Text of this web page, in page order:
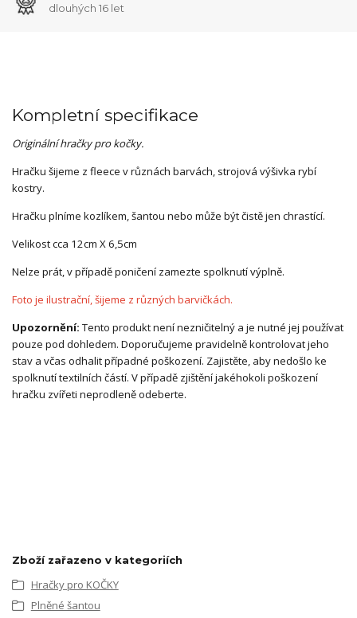
dlouhých 16 let
Kompletní specifikace
Originální hračky pro kočky.
Hračku šijeme z fleece v různách barvách, strojová výšivka rybí
kostry.
Hračku plníme kozlíkem, šantou nebo může být čistě jen chrastící.
Velikost cca 12cm X 6,5cm
Nelze prát, v případě poničení zamezte spolknutí výplně.
Foto je ilustrační, šijeme z různých barvičkách.
Upozornění: Tento produkt není nezničitelný a je nutné jej používat
pouze pod dohledem. Doporučujeme pravidelně kontrolovat jeho
stav a včas odhalit případné poškození. Zajistěte, aby nedošlo ke
spolknutí textilních částí. V případě zjištění jakéhokoli poškození
hračku zvířeti neprodleně odeberte.
Zboží zařazeno v kategoriích
Hračky pro KOČKY
Plněné šantou